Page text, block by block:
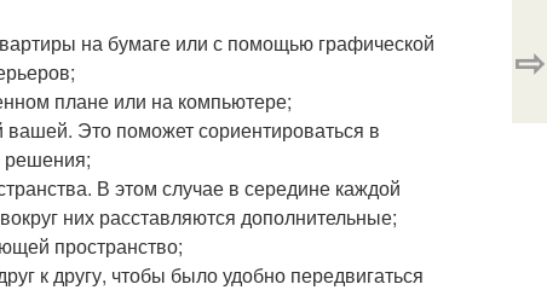
на бумаге или с помощью графической
плане или на компьютере;
Это поможет сориентироваться в
решения;
В этом случае в середине каждой
них расставляются дополнительные;
пространство;
к другу, чтобы было удобно передвигаться
⇨